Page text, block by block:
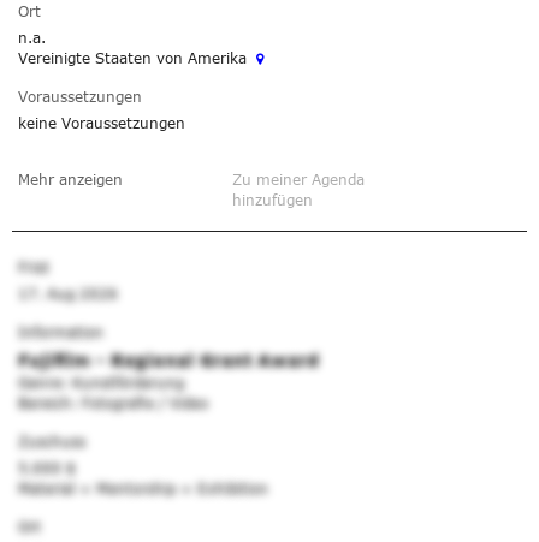
Ort
n.a.
Vereinigte Staaten von Amerika
Voraussetzungen
keine Voraussetzungen
Mehr anzeigen
Zu meiner Agenda
hinzufügen
Frist
17. Aug 2026
Information
Fujifilm - Regional Grant Award
Genre: Kunstförderung
Bereich: Fotografie / Video
Zuschuss
5.000 $
Material + Mentorship + Exhibition
Ort